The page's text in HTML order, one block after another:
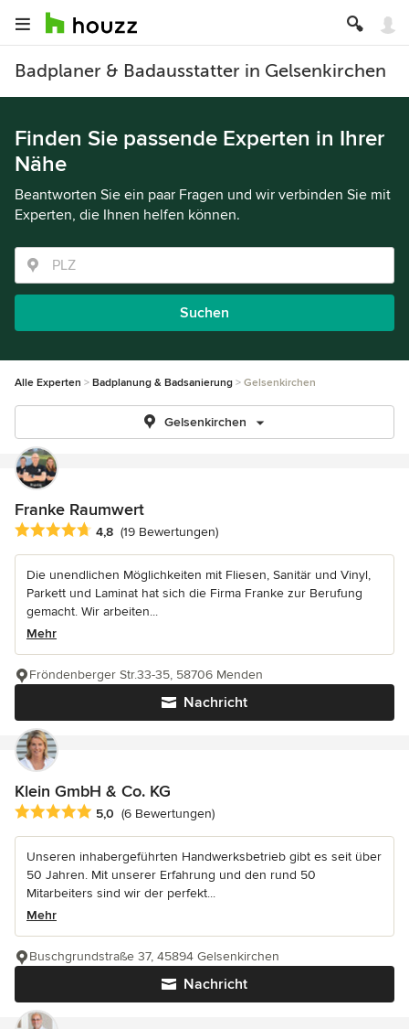
Badplaner & Badausstatter in Gelsenkirchen
Finden Sie passende Experten in Ihrer
Nähe
Beantworten Sie ein paar Fragen und wir verbinden Sie mit
Experten, die Ihnen helfen können.
Suchen
Alle Experten Badplanung & Badsanierung Gelsenkirchen
Gelsenkirchen
Franke Raumwert
Durchschnittliche Bewertung: 4.8 von 5 Sternen
4,8 (19 Bewertungen)
Die unendlichen Möglichkeiten mit Fliesen, Sanitär und Vinyl,
Parkett und Laminat hat sich die Firma Franke zur Berufung
gemacht. Wir arbeiten...
Mehr
Nachricht
Fröndenberger Str.33-35, 58706 Menden
Klein GmbH & Co. KG
Durchschnittliche Bewertung: 5 von 5 Sternen
5,0 (6 Bewertungen)
Unseren inhabergeführten Handwerksbetrieb gibt es seit über
50 Jahren. Mit unserer Erfahrung und den rund 50
Mitarbeiters sind wir der perfekt...
Mehr
Nachricht
Buschgrundstraße 37, 45894 Gelsenkirchen